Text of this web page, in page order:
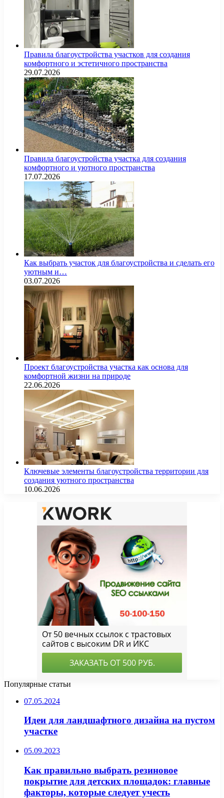
Правила благоустройства участков для создания
комфортного и эстетичного пространства
29.07.2026
Правила благоустройства участка для создания
комфортного и уютного пространства
17.07.2026
Как выбрать участок для благоустройства и сделать его
уютным и…
03.07.2026
Проект благоустройства участка как основа для
комфортной жизни на природе
22.06.2026
Ключевые элементы благоустройства территории для
создания уютного пространства
10.06.2026
Популярные статьи
07.05.2024
Идеи для ландшафтного дизайна на пустом
участке
05.09.2023
Как правильно выбрать резиновое
покрытие для детских площадок: главные
факторы, которые следует учесть